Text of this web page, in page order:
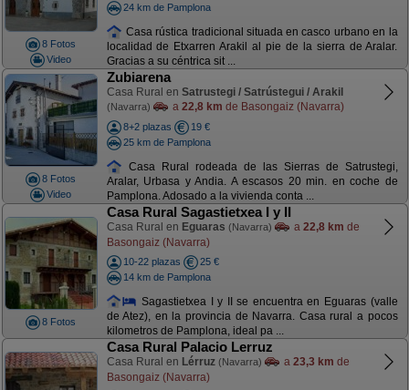
8 Fotos
Video
24 km de Pamplona
Casa rústica tradicional situada en casco urbano en la
localidad de Etxarren Arakil al pie de la sierra de Aralar.
Gracias a su céntrica sit ...
8 Fotos
Video
Zubiarena
Casa Rural en Satrustegi / Satrústegui / Arakil
(Navarra) a 22,8 km de Basongaiz (Navarra)
8+2 plazas
19 €
25 km de Pamplona
Casa Rural rodeada de las Sierras de Satrustegi,
Aralar, Urbasa y Andia. A escasos 20 min. en coche de
Pamplona. Adosado a la vivienda conta ...
8 Fotos
Casa Rural Sagastietxea I y II
Casa Rural en Eguaras (Navarra) a 22,8 km de
Basongaiz (Navarra)
10-22 plazas
25 €
14 km de Pamplona
Sagastietxea I y II se encuentra en Eguaras (valle
de Atez), en la provincia de Navarra. Casa rural a pocos
kilometros de Pamplona, ideal pa ...
Casa Rural Palacio Lerruz
Casa Rural en Lérruz (Navarra) a 23,3 km de
Basongaiz (Navarra)